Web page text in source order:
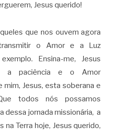
Jesus querido!
que nos ouvem agora
o Amor e a Luz
Ensina-me, Jesus
a paciência e o Amor
mim, Jesus, esta soberana e
todos nós possamos
dessa jornada missionária, a
Terra hoje, Jesus querido,